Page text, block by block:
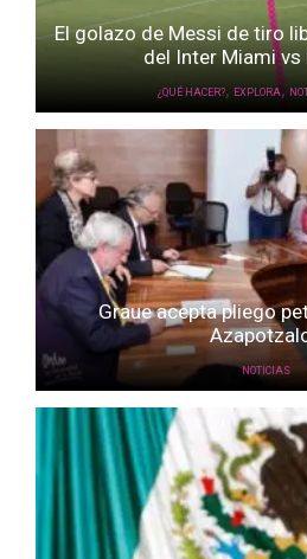
El golazo de Messi de tiro
del Inter Miami vs
¿QUÉ HACER?, EXPLORA,
Graue acepta pliego
NOTICIAS